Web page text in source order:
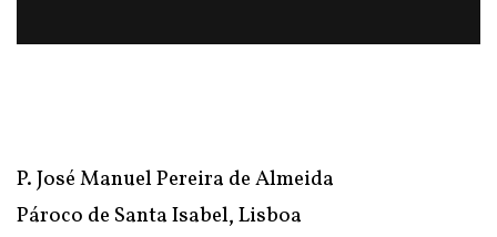
P. José Manuel Pereira de Almeida
Pároco de Santa Isabel, Lisboa